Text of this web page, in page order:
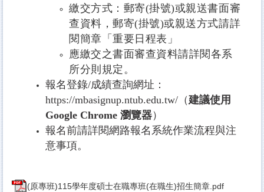
繳交方式： 郵寄(掛號)或親送書面審
查資料，郵寄(掛號)或親送方式請詳
閱簡章「重要日程表」
應繳交之書面審查資料請詳閱各系
所分則規定。
報名登錄/成績查詢網址：
https://mbasignup.ntub.edu.tw/ （建議使用
Google Chrome 瀏覽器）
報名前請詳閱網路報名系統作業流程與注
意事項。
(原專班)115學年度碩士在職專班(在職生)招生簡章.pdf